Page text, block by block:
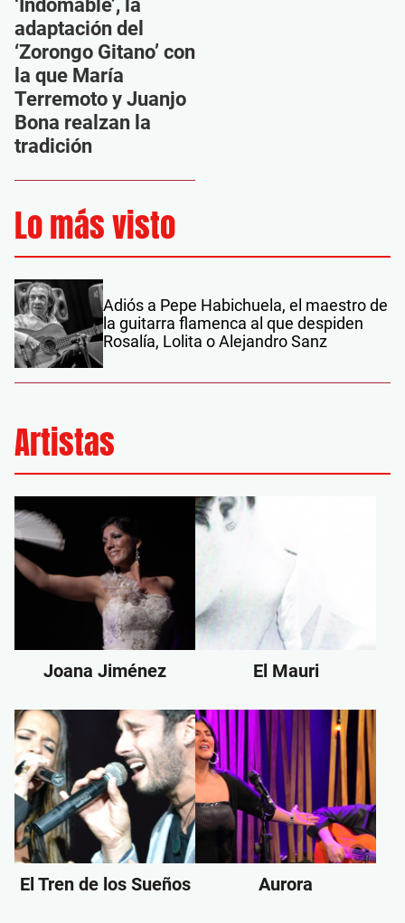
‘Indomable’, la
adaptación del
‘Zorongo Gitano’ con
la que María
Terremoto y Juanjo
Bona realzan la
tradición
Lo más visto
Adiós a Pepe Habichuela, el maestro de
la guitarra flamenca al que despiden
Rosalía, Lolita o Alejandro Sanz
Artistas
Joana Jiménez El Mauri
El Tren de los Sueños Aurora